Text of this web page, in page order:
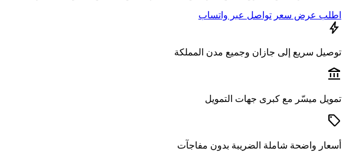
اطلب عرض سعر تواصل عبر واتساب
bolt
توصيل سريع إلى جازان وجميع مدن المملكة
account_balance
تمويل ميسّر مع كبرى جهات التمويل
sell
أسعار واضحة شاملة الضريبة بدون مفاجآت